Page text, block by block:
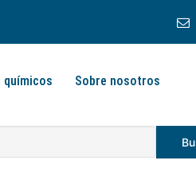
químicos Sobre nosotros